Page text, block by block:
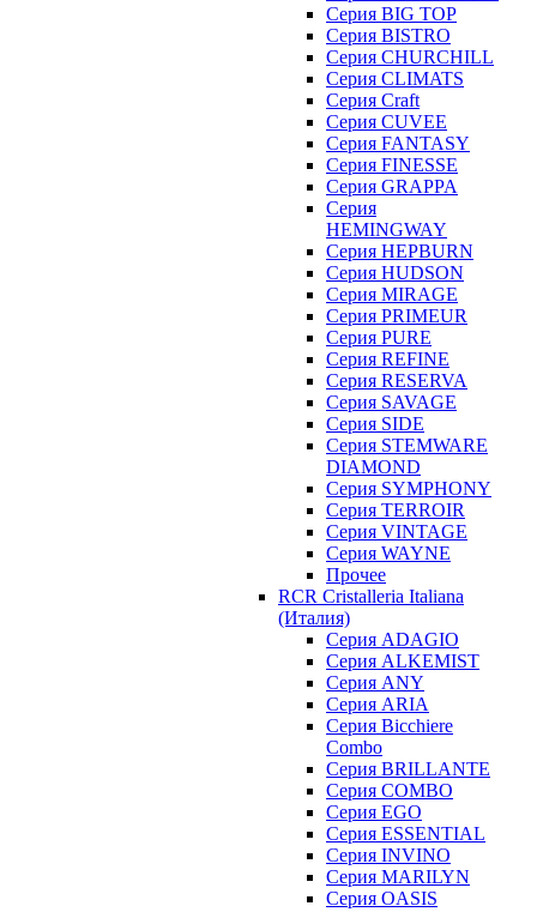
Серия BIG TOP
Серия BISTRO
Серия CHURCHILL
Серия CLIMATS
Серия Craft
Серия CUVEE
Серия FANTASY
Серия FINESSE
Серия GRAPPA
Серия
HEMINGWAY
Серия HEPBURN
Серия HUDSON
Серия MIRAGE
Серия PRIMEUR
Серия PURE
Серия REFINE
Серия RESERVA
Серия SAVAGE
Серия SIDE
Серия STEMWARE
DIAMOND
Серия SYMPHONY
Серия TERROIR
Серия VINTAGE
Серия WAYNE
Прочее
RCR Cristalleria Italiana
(Италия)
Серия ADAGIO
Серия ALKEMIST
Серия ANY
Серия ARIA
Серия Bicchiere
Combo
Серия BRILLANTE
Серия COMBO
Серия EGO
Серия ESSENTIAL
Серия INVINO
Серия MARILYN
Серия OASIS